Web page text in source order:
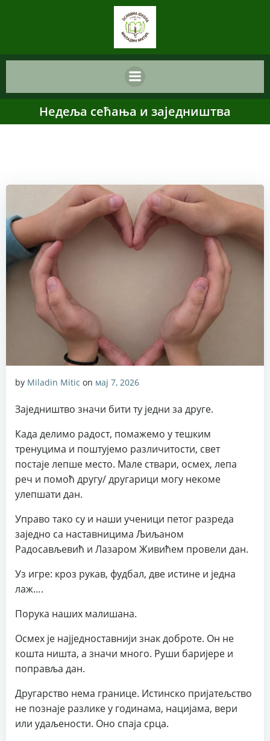
Skip
to
content
Недеља сећања и заједништва
by Miladin Mitic on мај 7, 2026
Заједништво значи бити ту једни за друге.
Када делимо радост, помажемо у тешким
тренуцима и поштујемо различитости, свет
постаје лепше место. Мале ствари, осмех, лепа
реч и помоћ другу/ другарици могу некоме
улепшати дан.
Управо тако су и наши ученици петог разреда
заједно са наставницима Љиљаном
Радосављевић и Лазаром Живићем провели дан.
Уз игре: кроз рукав, фудбал, две истине и једна
лаж….
Порука наших малишана.
Осмех је најједноставнији знак доброте. Он не
кошта ништа, а значи много. Руши баријере и
поправља дан.
Другарство нема границе. Истинско пријатељство
не познаје разлике у годинама, нацијама, вери
или удаљености. Оно спаја срца.